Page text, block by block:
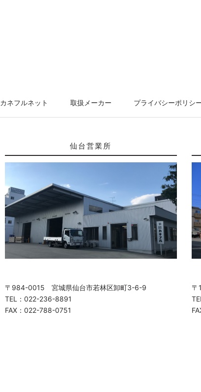
カネフルネット 取扱メーカー プライバシーポリシ
仙台営業所
〒984-0015 宮城県仙台市若林区卸町3-6-9
TEL：022-236-8891
FAX：022-788-0751
〒